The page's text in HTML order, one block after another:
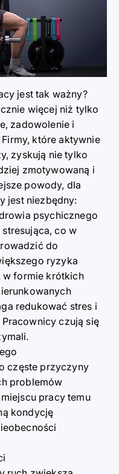
jest tak ważny?
więcej niż tylko
zadowolenie i
które aktywnie
zyskują nie tylko
zmotywowaną i
powody, dla
jest niezbędny:
psychicznego
co w
do
ryzyka
w formie krótkich
redukować stres i
czują się
częste przyczyny
problemów
pracy temu
kondycję